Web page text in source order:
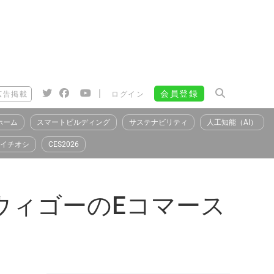
告掲載 | ログイン 会員登録
ーム スマートビルディング サステナビリティ 人工知能（AI）
イチオシ CES2026
ゴーのEコマース